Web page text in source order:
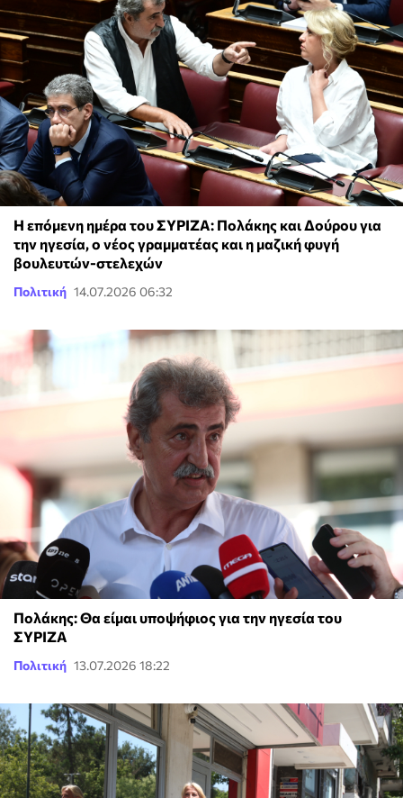
Η επόμενη ημέρα του ΣΥΡΙΖΑ: Πολάκης και Δούρου για
την ηγεσία, ο νέος γραμματέας και η μαζική φυγή
βουλευτών-στελεχών
Πολιτική 14.07.2026 06:32
Πολάκης: Θα είμαι υποψήφιος για την ηγεσία του
ΣΥΡΙΖΑ
Πολιτική 13.07.2026 18:22